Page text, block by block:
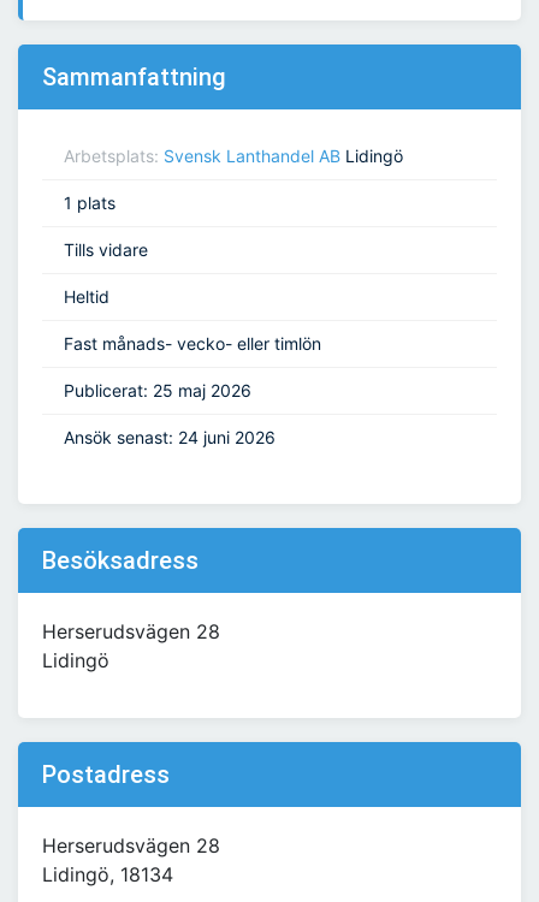
Sammanfattning
Arbetsplats: Svensk Lanthandel AB Lidingö
1 plats
Tills vidare
Heltid
Fast månads- vecko- eller timlön
Publicerat: 25 maj 2026
Ansök senast: 24 juni 2026
Besöksadress
Herserudsvägen 28
Lidingö
Postadress
Herserudsvägen 28
Lidingö, 18134